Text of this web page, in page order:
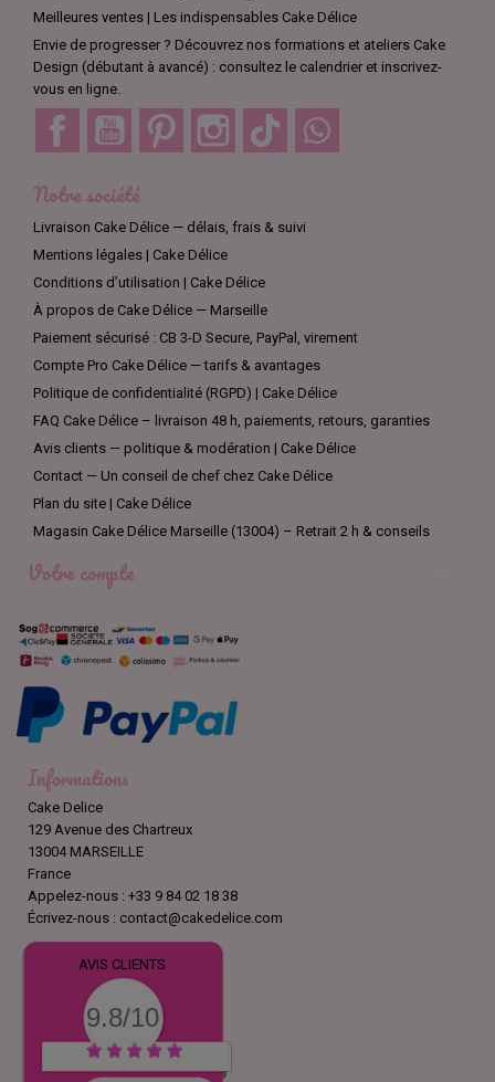
Meilleures ventes | Les indispensables Cake Délice
Envie de progresser ? Découvrez nos formations et ateliers Cake
Design (débutant à avancé) : consultez le calendrier et inscrivez-
vous en ligne.
Facebook YouTube Pinterest Instagram TikTok
Notre société
Livraison Cake Délice — délais, frais & suivi
Mentions légales | Cake Délice
Conditions d’utilisation | Cake Délice
À propos de Cake Délice — Marseille
Paiement sécurisé : CB 3-D Secure, PayPal, virement
Compte Pro Cake Délice — tarifs & avantages
Politique de confidentialité (RGPD) | Cake Délice
FAQ Cake Délice – livraison 48 h, paiements, retours, garanties
Avis clients — politique & modération | Cake Délice
Contact — Un conseil de chef chez Cake Délice
Plan du site | Cake Délice
Magasin Cake Délice Marseille (13004) – Retrait 2 h & conseils
Votre compte
Informations
Cake Delice
129 Avenue des Chartreux
13004 MARSEILLE
France
Appelez-nous : +33 9 84 02 18 38
Écrivez-nous : contact@cakedelice.com
AVIS CLIENTS
9.8/10